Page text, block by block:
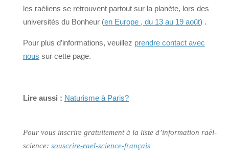
les raéliens se retrouvent partout sur la planète, lors des
universités du Bonheur (en Europe , du 13 au 19 août) .
Pour plus d’informations, veuillez prendre contact avec
nous sur cette page.
Lire aussi : Naturisme à Paris?
Pour vous inscrire gratuitement à la liste d’information raël-
science: souscrire-rael-science-français